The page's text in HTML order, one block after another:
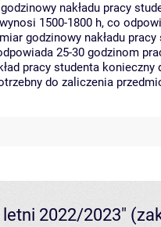
nakładu pracy
1500-1800 h, co
godzinowy nakładu
25-30 godzinom
pracy studenta
do zaliczenia
2022/2023"